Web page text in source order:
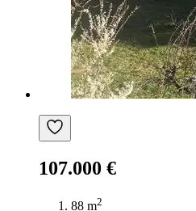
107.000 €
88 m2